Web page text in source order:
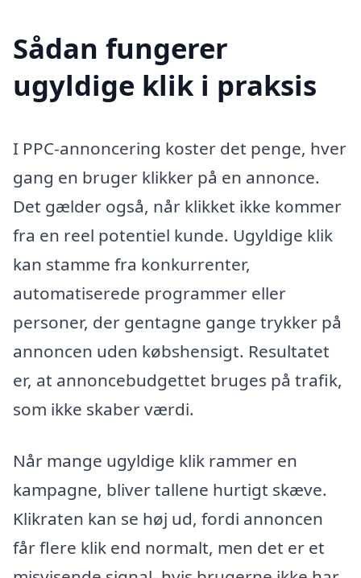
Sådan fungerer
ugyldige klik i praksis
I PPC-annoncering koster det penge, hver
gang en bruger klikker på en annonce.
Det gælder også, når klikket ikke kommer
fra en reel potentiel kunde. Ugyldige klik
kan stamme fra konkurrenter,
automatiserede programmer eller
personer, der gentagne gange trykker på
annoncen uden købshensigt. Resultatet
er, at annoncebudgettet bruges på trafik,
som ikke skaber værdi.
Når mange ugyldige klik rammer en
kampagne, bliver tallene hurtigt skæve.
Klikraten kan se høj ud, fordi annoncen
får flere klik end normalt, men det er et